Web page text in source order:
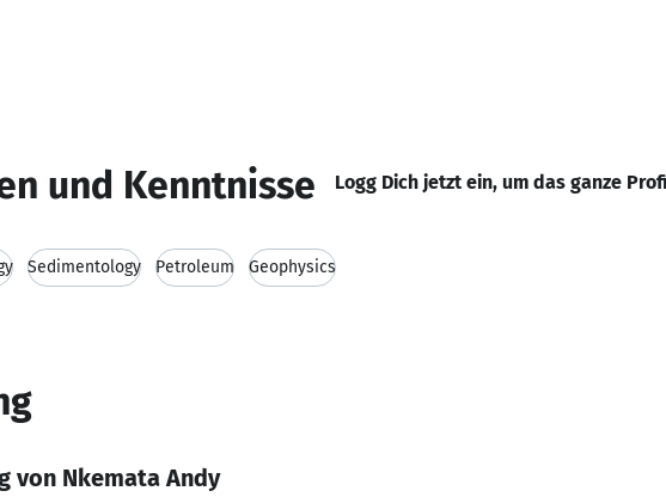
und Kenntnisse Logg Dich jetzt ein, um das ganze
Sedimentology Petroleum Geophysics
von Nkemata Andy